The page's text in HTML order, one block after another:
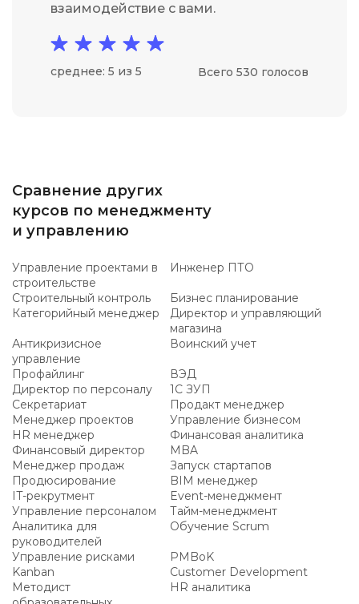
взаимодействие с вами.
среднее: 5 из 5 Всего 530 голосов
Сравнение других
курсов по менеджменту
и управлению
Управление проектами в
строительстве
Инженер ПТО
Строительный контроль
Бизнес планирование
Категорийный менеджер
Директор и управляющий
магазина
Антикризисное
управление
Воинский учет
Профайлинг
ВЭД
Директор по персоналу
1С ЗУП
Секретариат
Продакт менеджер
Менеджер проектов
Управление бизнесом
HR менеджер
Финансовая аналитика
Финансовый директор
MBA
Менеджер продаж
Запуск стартапов
Продюсирование
BIM менеджер
IT-рекрутмент
Event-менеджмент
Управление персоналом
Тайм-менеджмент
Аналитика для
руководителей
Обучение Scrum
Управление рисками
PMBoK
Kanban
Customer Development
Методист
HR аналитика